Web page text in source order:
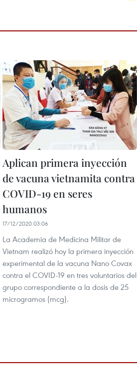
Aplican primera inyección
de vacuna vietnamita contra
COVID-19 en seres
humanos
17/12/2020 03:06
La Academia de Medicina Militar de
Vietnam realizó hoy la primera inyección
experimental de la vacuna Nano Covax
contra el COVID-19 en tres voluntarios del
grupo correspondiente a la dosis de 25
microgramos (mcg).